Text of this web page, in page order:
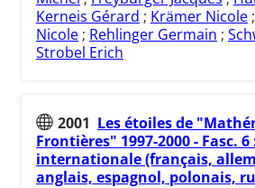
Kerneis Gérard ; Krämer Nicole ;
Nicole ; Rehlinger Germain ;
Strobel Erich
2001 Les étoiles de
Frontières" 1997-2000 - Fasc.
internationale (français,
anglais, espagnol, polonais,